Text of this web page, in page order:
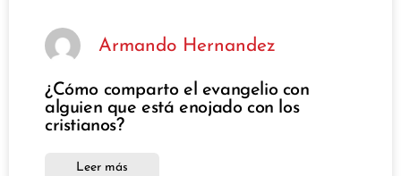
Armando Hernandez
¿Cómo comparto el evangelio con
alguien que está enojado con los
cristianos?
Leer más